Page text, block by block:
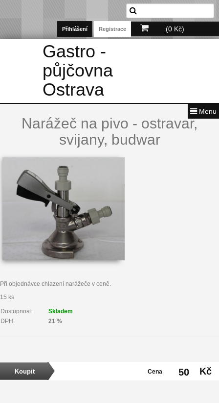
Menu
Gastro -
půjčovna
Ostrava
Přihlášení Registrace (0 Kč)
Narážeč na pivo - ostravar,
svijany, budwar
Při objednávce chlazení narážeče v ceně.
15 ks
Dostupnost:
Skladem
DPH:
21 %
Cena 50 Kč